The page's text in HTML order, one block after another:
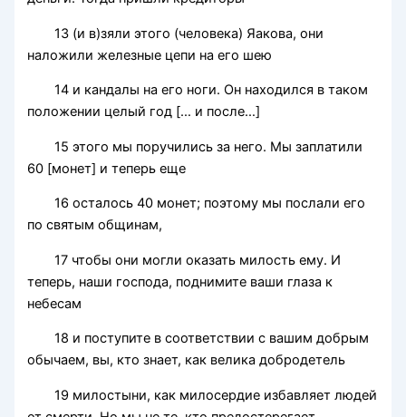
13 (и в)зяли этого (человека) Яакова, они
наложили железные цепи на его шею
14 и кандалы на его ноги. Он находился в таком
положении целый год [… и после…]
15 этого мы поручились за него. Мы заплатили
60 [монет] и теперь еще
16 осталось 40 монет; поэтому мы послали его
по святым общинам,
17 чтобы они могли оказать милость ему. И
теперь, наши господа, поднимите ваши глаза к
небесам
18 и поступите в соответствии с вашим добрым
обычаем, вы, кто знает, как велика добродетель
19 милостыни, как милосердие избавляет людей